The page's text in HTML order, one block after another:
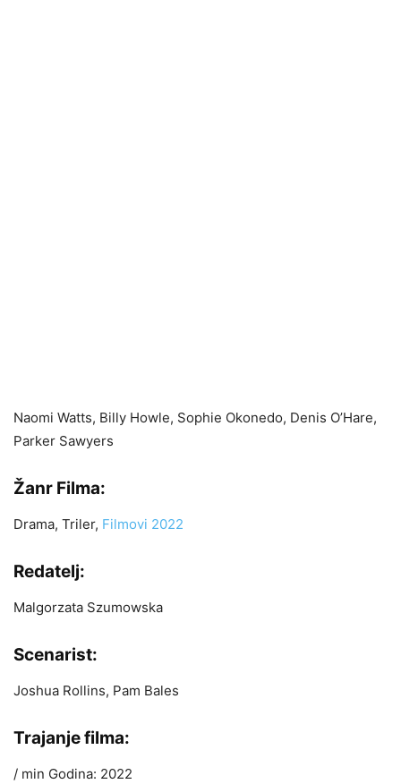
Naomi Watts, Billy Howle, Sophie Okonedo, Denis O’Hare,
Parker Sawyers
Žanr Filma:
Drama, Triler, Filmovi 2022
Redatelj:
Malgorzata Szumowska
Scenarist:
Joshua Rollins, Pam Bales
Trajanje filma:
/ min Godina: 2022